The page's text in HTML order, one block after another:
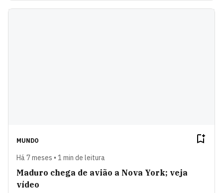
MUNDO
Há 7 meses • 1 min de leitura
Maduro chega de avião a Nova York; veja
vídeo